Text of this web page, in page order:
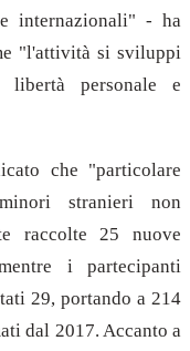
internazionali" - ha
"l'attività si sviluppi
personale e
che "particolare
stranieri non
raccolte 25 nuove
i partecipanti
29, portando a 214
dal 2017. Accanto a